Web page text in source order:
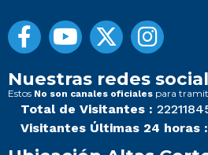
Nuestras redes
Estos No son canales oficiales para
Total de Visitantes :
Visitantes Últimas 24 horas :